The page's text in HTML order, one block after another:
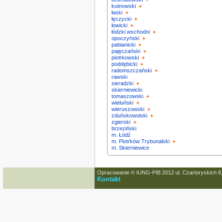
kutnowski +
łaski +
łęczycki +
łowicki +
łódzki wschodni +
opoczyński +
pabianicki +
pajęczański +
piotrkowski +
poddębicki +
radomszczański +
rawski
sieradzki +
skierniewicki
tomaszowski +
wieluński +
wieruszowski +
zduńskowolski +
zgierski +
brzeziński
m. Łódź
m. Piotrków Trybunalski +
m. Skierniewice
Opracowanie © IUNG-PIB 2012 ul. Czartoryskich
Kontakt